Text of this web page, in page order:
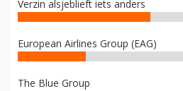
Verzin alsjeblieft iets anders
European Airlines Group (EAG)
The Blue Group